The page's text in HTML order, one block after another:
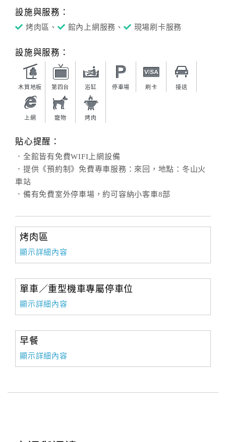
設施與服務：
烤肉區、 館內上網服務、 現場刷卡服務
設施與服務：
木質地板 第四台 浴缸 停車場 刷卡 接送
上網 寵物 烤肉
貼心提醒：
．全館皆有免費WIFI上網設備
．提供《預約制》免費專車服務：來回，地點：冬山火
車站
．備有免費室外停車場，約可容納小客車8部
烤肉區
顯示詳細內容
單車／重型機車專屬停車位
顯示詳細內容
早餐
顯示詳細內容